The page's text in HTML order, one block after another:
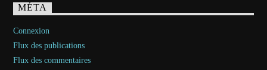
MÉTA
Connexion
Flux des publications
Flux des commentaires